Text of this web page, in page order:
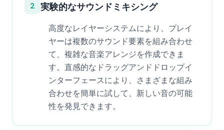
2 実験的なサウンドミキシング
高度なレイヤーシステムにより、プレイ
ヤーは複数のサウンド要素を組み合わせ
て、複雑な音楽アレンジを作成できま
す。直感的なドラッグアンドドロップイ
ンターフェースにより、さまざまな組み
合わせを簡単に試して、新しい音の可能
性を発見できます。